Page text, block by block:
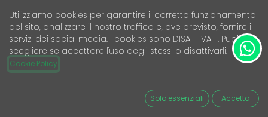
Utilizziamo cookies per garantire il corretto funzionamento
del sito, analizzare il nostro traffico e, ove previsto, fornire i
servizi dei social media. I cookies sono DISATTIVATI. Puoi
scegliere se accettare l'uso degli stessi o disattivarli.
Cookie Policy
Solo essenziali Accetta